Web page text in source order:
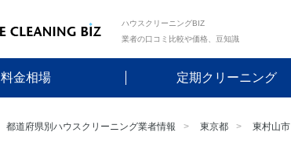
ハウスクリーニングBIZ
業者の口コミ比較や価格、豆知識
料金相場 定期クリーニング
都道府県別ハウスクリーニング業者情報 東京都 東村山市